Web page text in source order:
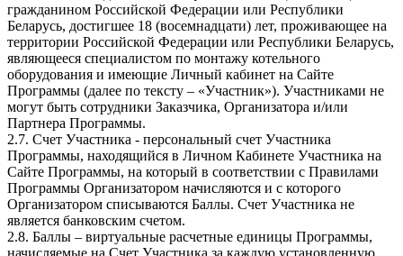
гражданином Российской Федерации или Республики
Беларусь, достигшее 18 (восемнадцати) лет, проживающее на
территории Российской Федерации или Республики Беларусь,
являющееся специалистом по монтажу котельного
оборудования и имеющие Личный кабинет на Сайте
Программы (далее по тексту – «Участник»). Участниками не
могут быть сотрудники Заказчика, Организатора и/или
Партнера Программы.
2.7. Счет Участника - персональный счет Участника
Программы, находящийся в Личном Кабинете Участника на
Сайте Программы, на который в соответствии с Правилами
Программы Организатором начисляются и с которого
Организатором списываются Баллы. Счет Участника не
является банковским счетом.
2.8. Баллы – виртуальные расчетные единицы Программы,
начисляемые на Счет Участника за каждую установленную